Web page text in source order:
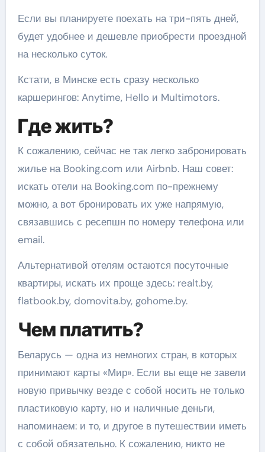
Если вы планируете поехать на три-пять дней,
будет удобнее и дешевле приобрести проездной
на несколько суток.
Кстати, в Минске есть сразу несколько
каршерингов: Anytime, Hello и Multimotors.
Где жить?
К сожалению, сейчас не так легко забронировать
жилье на Booking.com или Airbnb. Наш совет:
искать отели на Booking.com по-прежнему
можно, а вот бронировать их уже напрямую,
связавшись с ресепшн по номеру телефона или
email.
Альтернативой отелям остаются посуточные
квартиры, искать их проще здесь: realt.by,
flatbook.by, domovita.by, gohome.by.
Чем платить?
Беларусь — одна из немногих стран, в которых
принимают карты «Мир». Если вы еще не завели
новую привычку везде с собой носить не только
пластиковую карту, но и наличные деньги,
напоминаем: и то, и другое в путешествии иметь
с собой обязательно. К сожалению, никто не